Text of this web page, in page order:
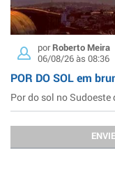
porRoberto Meira
06/08/26 às 08:36
POR DO SOL em
Por do sol no